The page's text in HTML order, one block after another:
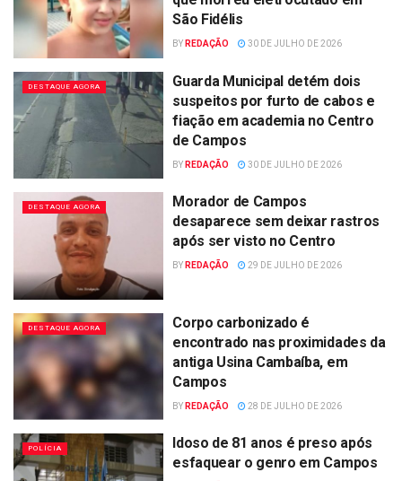
São Fidélis
BY REDAÇÃO 30 DE JULHO DE 2026
DESTAQUE AGORA
Guarda Municipal detém dois
suspeitos por furto de cabos e
fiação em academia no Centro
de Campos
BY REDAÇÃO 30 DE JULHO DE 2026
DESTAQUE AGORA
Morador de Campos
desaparece sem deixar rastros
após ser visto no Centro
BY REDAÇÃO 29 DE JULHO DE 2026
DESTAQUE AGORA
Corpo carbonizado é
encontrado nas proximidades da
antiga Usina Cambaíba, em
Campos
BY REDAÇÃO 28 DE JULHO DE 2026
POLÍCIA
Idoso de 81 anos é preso após
esfaquear o genro em Campos